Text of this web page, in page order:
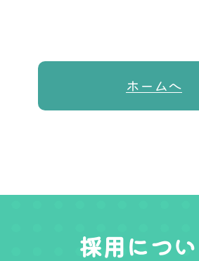
ホームへ
採用につい